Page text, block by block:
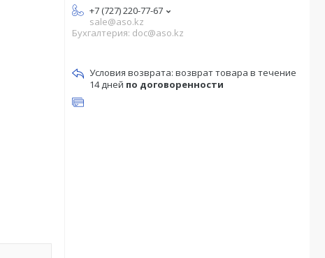
+7 (727) 220-77-67
sale@aso.kz
Бухгалтерия: doc@aso.kz
возврат товара в течение
14 дней по договоренности